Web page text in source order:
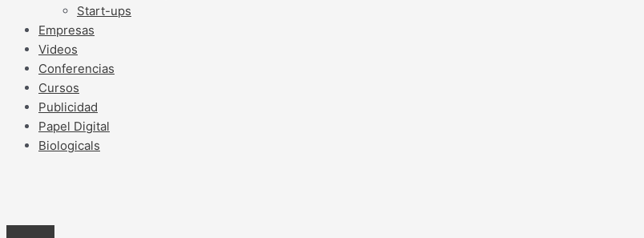
Start-ups
Empresas
Videos
Conferencias
Cursos
Publicidad
Papel Digital
Biologicals